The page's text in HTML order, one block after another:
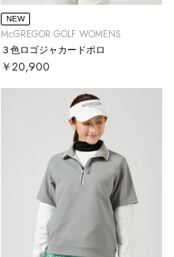
NEW
McGREGOR GOLF WOMENS
３色ロゴジャカードポロ
￥20,900